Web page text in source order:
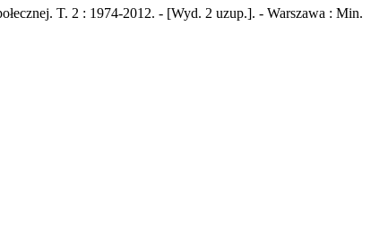
T. 2 : 1974-2012. - [Wyd. 2 uzup.]. - Warszawa : Min.